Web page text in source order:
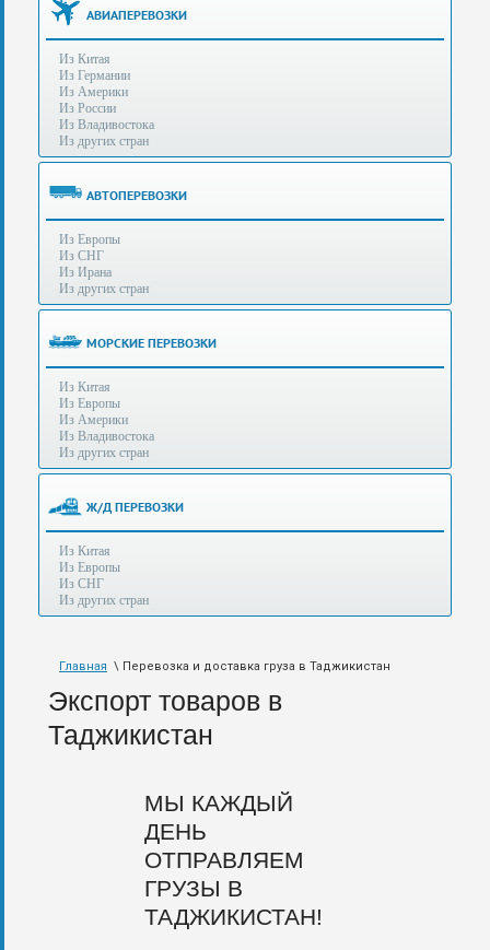
(495)
788-
Бесплатные
консультации
(Без
выходных
8:00
до
21:30)
Таможенное
оформление
грузов
аэропортах
Москвы
Шереметьево,
Внуково,
также
авиа,
железной
дороге.
96-62
+7 (925) 104-
15-94
e-mail:info@s-standard.ru
АВИАПЕРЕВОЗКИ
Из Китая
Из Германии
Из Америки
Из России
Из Владивостока
Из других стран
АВТОПЕРЕВОЗКИ
Из Европы
Из СНГ
Из Ирана
Из других стран
МОРСКИЕ ПЕРЕВОЗКИ
Из Китая
Из Европы
Из Америки
Из Владивостока
Из других стран
Ж/Д ПЕРЕВОЗКИ
Из Китая
Из Европы
Из СНГ
Из других стран
Главная \ Перевозка и доставка груза в Таджикистан
Экспорт товаров в
Таджикистан
МЫ КАЖДЫЙ
ДЕНЬ
ОТПРАВЛЯЕМ
ГРУЗЫ В
ТАДЖИКИСТАН!